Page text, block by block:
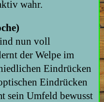
wahr.
nun voll
der Welpe im
Eindrücken
Eindrücken
sein Umfeld bewusst